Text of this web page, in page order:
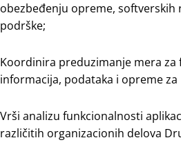
obezbeđenju opreme, softverskih
podrške;
Koordinira preduzimanje mera za
informacija, podataka i opreme za
Vrši analizu funkcionalnosti
različitih organizacionih delova